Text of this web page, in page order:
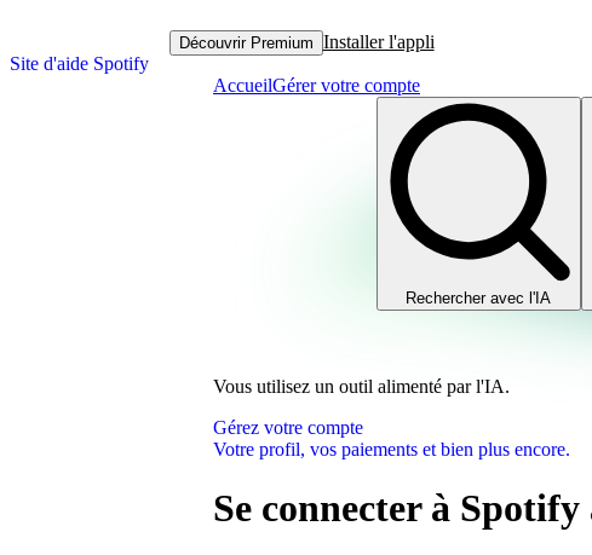
Site d'aide Spotify
Découvrir Premium Installer l'appli
AccueilGérer votre compte
Rechercher avec l'IA
Vous utilisez un outil alimenté par l'IA.
Gérez votre compte
Votre profil, vos paiements et bien plus encore.
Se connecter à Spotify